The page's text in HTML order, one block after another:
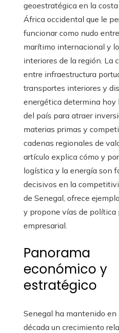
geoestratégica en la
África occidental que le
funcionar como nudo
marítimo internacional y
interiores de la región. La
entre infraestructura
transportes interiores y
energética determina hoy
del país para atraer
materias primas y
cadenas regionales de
artículo explica cómo y
logística y la energía son
decisivos en la
de Senegal, ofrece
y propone vías de política
empresarial.
Panorama
económico y
estratégico
Senegal ha mantenido en
década un crecimiento